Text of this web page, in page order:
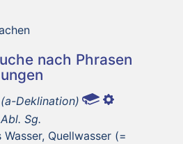
nach Phrasen
(a-Deklination)
Sg.
Wasser, Quellwasser (=